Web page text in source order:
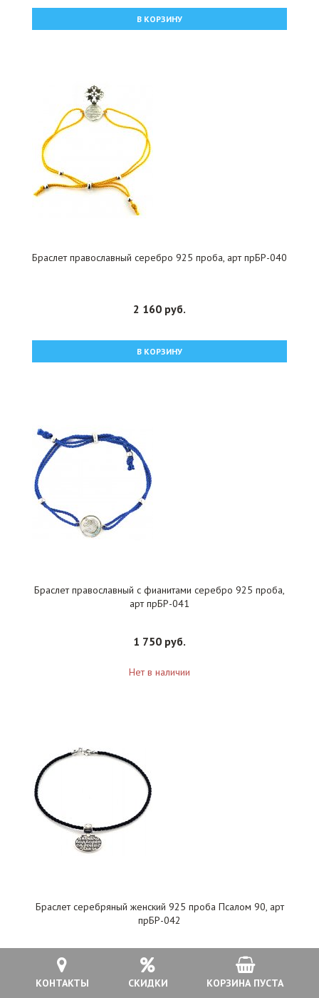
КОНТАКТЫ СКИДКИ КОРЗИНА ПУСТА
В КОРЗИНУ
Браслет православный серебро 925 проба, арт прБР-040
2 160 руб.
В КОРЗИНУ
Браслет православный с фианитами серебро 925 проба,
арт прБР-041
1 750 руб.
Нет в наличии
Браслет серебряный женский 925 проба Псалом 90, арт
прБР-042
1 500 руб.